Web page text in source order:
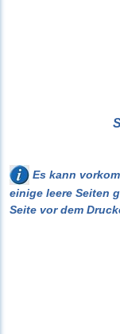
Es kann
einige leere Seiten
Seite vor dem